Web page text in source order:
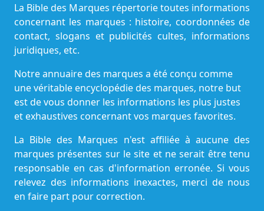
La Bible des Marques répertorie toutes informations
concernant les marques : histoire, coordonnées de
contact, slogans et publicités cultes, informations
juridiques, etc.
Notre annuaire des marques a été conçu comme
une véritable encyclopédie des marques, notre but
est de vous donner les informations les plus justes
et exhaustives concernant vos marques favorites.
La Bible des Marques n'est affiliée à aucune des
marques présentes sur le site et ne serait être tenu
responsable en cas d'information erronée. Si vous
relevez des informations inexactes, merci de nous
en faire part pour correction.